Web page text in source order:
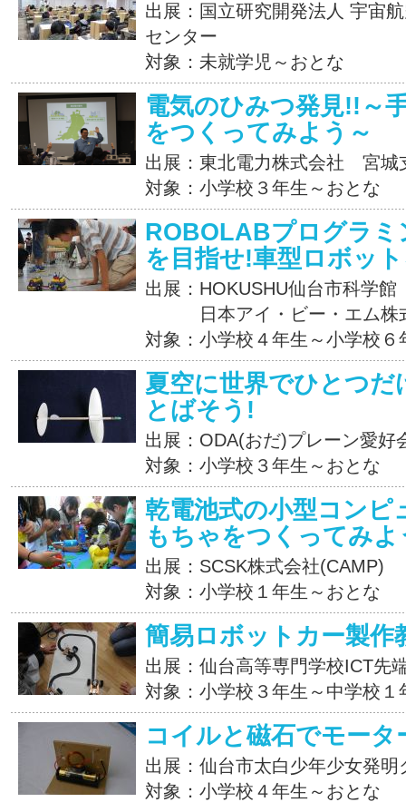
出展：国立研究開発法人 宇宙
センター
対象：未就学児～おとな
電気のひみつ発見!!～
をつくってみよう～
出展：東北電力株式会社 宮城
対象：小学校３年生～おとな
ROBOLABプログラミ
を目指せ!車型ロボッ
出展：HOKUSHU仙台市科学館
日本アイ・ビー・エム株
対象：小学校４年生～小学校６
夏空に世界でひとつ
とばそう!
出展：ODA(おだ)プレーン愛好
対象：小学校３年生～おとな
乾電池式の小型コンピ
もちゃをつくってみよ
出展：SCSK株式会社(CAMP)
対象：小学校１年生～おとな
簡易ロボットカー製作
出展：仙台高等専門学校ICT先
対象：小学校３年生～中学校１
コイルと磁石でモータ
出展：仙台市太白少年少女発明
対象：小学校４年生～おとな